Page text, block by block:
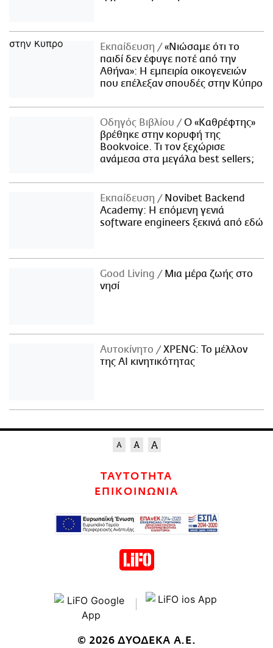
Εκπαίδευση
«Νιώσαμε ότι το
παιδί δεν έφυγε ποτέ από την
Αθήνα»: Η εμπειρία οικογενειών
που επέλεξαν σπουδές στην Κύπρο
Οδηγός Βιβλίου
Ο «Καθρέφτης»
βρέθηκε στην κορυφή της
Bookvoice. Τι τον ξεχώρισε
ανάμεσα στα μεγάλα best sellers;
Εκπαίδευση
Novibet Backend
Academy: Η επόμενη γενιά
software engineers ξεκινά από εδώ
Good Living
Μια μέρα ζωής στο
νησί
Αυτοκίνητο
XPENG: Το μέλλον
της AI κινητικότητας
ΤΑΥΤΟΤΗΤΑ
ΕΠΙΚΟΙΝΩΝΙΑ
© 2026 ΔΥΟΔΕΚΑ Α.Ε.